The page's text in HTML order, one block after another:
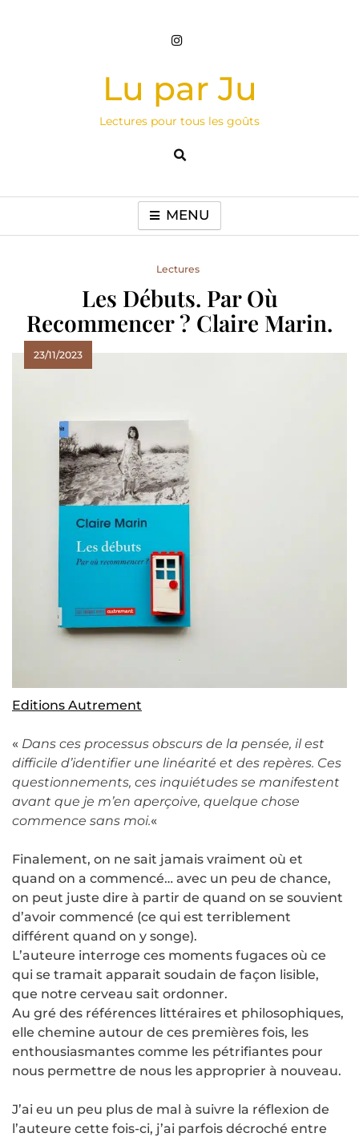
Lu par Ju
Lectures pour tous les goûts
MENU
Lectures
Les Débuts. Par Où
Recommencer ? Claire Marin.
23/11/2023
Editions Autrement
« Dans ces processus obscurs de la pensée, il est
difficile d’identifier une linéarité et des repères. Ces
questionnements, ces inquiétudes se manifestent
avant que je m’en aperçoive, quelque chose
commence sans moi.«
Finalement, on ne sait jamais vraiment où et
quand on a commencé… avec un peu de chance,
on peut juste dire à partir de quand on se souvient
d’avoir commencé (ce qui est terriblement
différent quand on y songe).
L’auteure interroge ces moments fugaces où ce
qui se tramait apparait soudain de façon lisible,
que notre cerveau sait ordonner.
Au gré des références littéraires et philosophiques,
elle chemine autour de ces premières fois, les
enthousiasmantes comme les pétrifiantes pour
nous permettre de nous les approprier à nouveau.
J’ai eu un peu plus de mal à suivre la réflexion de
l’auteure cette fois-ci, j’ai parfois décroché entre